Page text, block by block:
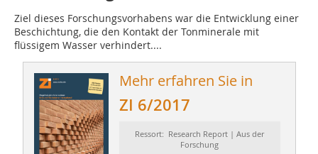
Ziel dieses Forschungsvorhabens war die Entwicklung einer
Beschichtung, die den Kontakt der Tonminerale mit
flüssigem Wasser verhindert....
Mehr erfahren Sie in
ZI 6/2017
Ressort: Research Report | Aus der
Forschung